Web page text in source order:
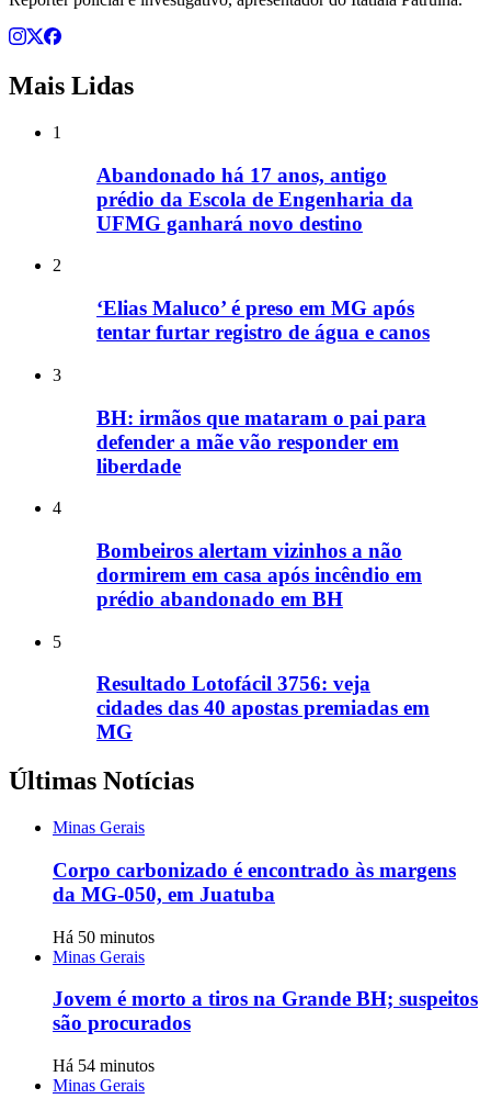
Mais Lidas
1
Abandonado há 17 anos, antigo
prédio da Escola de Engenharia da
UFMG ganhará novo destino
2
‘Elias Maluco’ é preso em MG após
tentar furtar registro de água e canos
3
BH: irmãos que mataram o pai para
defender a mãe vão responder em
liberdade
4
Bombeiros alertam vizinhos a não
dormirem em casa após incêndio em
prédio abandonado em BH
5
Resultado Lotofácil 3756: veja
cidades das 40 apostas premiadas em
MG
Últimas Notícias
Minas Gerais
Corpo carbonizado é encontrado às margens
da MG-050, em Juatuba
Há 50 minutos
Minas Gerais
Jovem é morto a tiros na Grande BH; suspeitos
são procurados
Há 54 minutos
Minas Gerais